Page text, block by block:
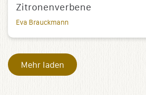
Zitronenverbene
Eva Brauckmann
Mehr laden